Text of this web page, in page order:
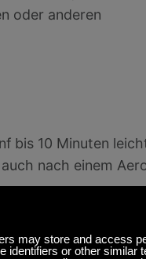
oder anderen
bis 10 Minuten
nach einem